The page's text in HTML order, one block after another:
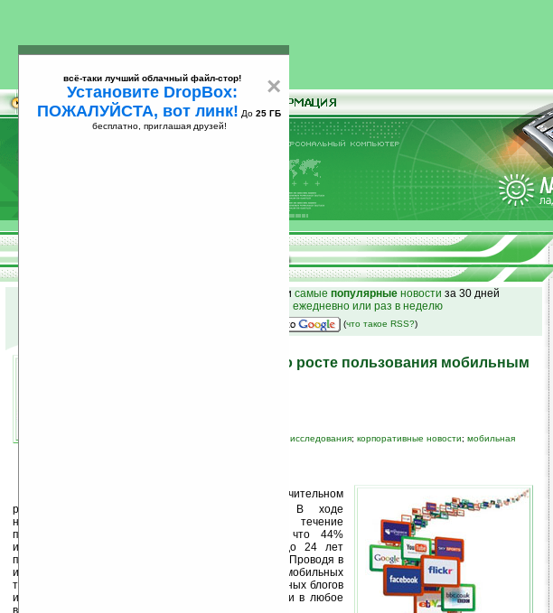
25
и самые популярные новости за 30 дней
на email ежедневно или раз в неделю
(что такое RSS?)
Sony Ericsson сообщает о росте пользования мобильным
исследования; корпоративные новости; мобильная
сообщает о значительном
росте пользования мобильным интернетом. В ходе
независимого исследования, проводившегося в течение
последних шести месяцев, было обнаружено, что 44%
интернетчиков в возрастном диапазоне от 16 до 24 лет
подключаются к интернету через мобильную связь. Проводя в
интернете в среднем 12 минут в день, владельцы мобильных
телефонов получают доступ к содержимому различных блогов
и страниц социальных сетей, общаются с друзьями в любое
время в любом месте.
×
всё-таки лучший облачный файл-стор!
Установите DropBox:
ПОЖАЛУЙСТА, вот линк! До 25 ГБ
бесплатно, приглашая друзей!